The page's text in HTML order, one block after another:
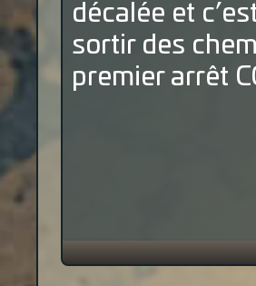
décalée et
sortir des
premier arrêt